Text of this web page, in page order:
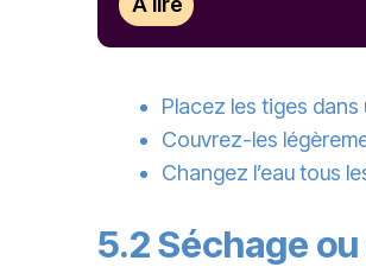
Placez les tiges dans
Couvrez-les
Changez l’eau tous
5.2 Séchage